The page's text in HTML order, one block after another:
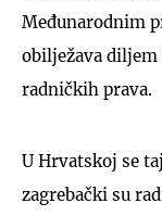
Međunarodnim
obilježava
radničkih prava.
U Hrvatskoj se
zagrebački su